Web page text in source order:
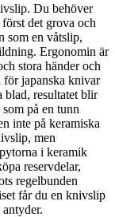
Du behöver
det grova och
som en våtslip,
Ergonomin är
stora händer och
för japanska knivar
blad, resultatet blir
på en tunn
inte på keramiska
men
i keramik
reservdelar,
regelbunden
får du en knivslip